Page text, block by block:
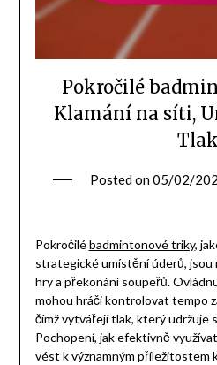
Pokročilé
Klamání na síti,
Tlak
Posted on05/02/
Pokročilébadmintonové triky,
strategické umístění úderů, jsou
hry a překonání soupeřů.
mohou hráči kontrolovat tempo
čímž vytvářejí tlak, který udržuje
Pochopení, jak efektivně
vést k významným příležitostem